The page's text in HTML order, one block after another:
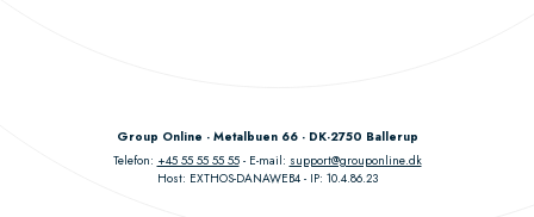
Group Online - Metalbuen 66 - DK-2750 Ballerup
Telefon: +45 55 55 55 55 E-mail: support@grouponline.dk
Host: EXTHOS-DANAWEB4
IP: 10.4.86.23